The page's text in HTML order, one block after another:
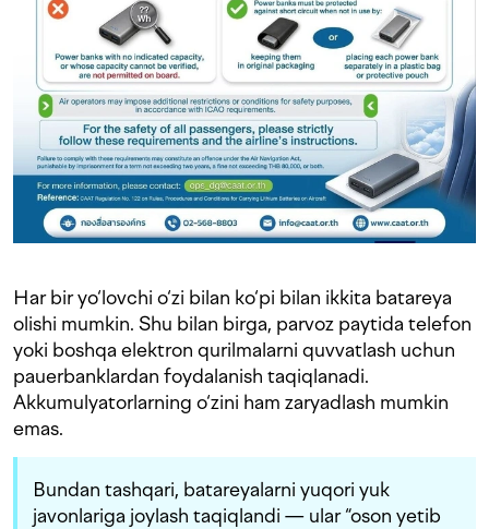
Har bir yo‘lovchi o‘zi bilan ko‘pi bilan ikkita batareya
olishi mumkin. Shu bilan birga, parvoz paytida telefon
yoki boshqa elektron qurilmalarni quvvatlash uchun
pauerbanklardan foydalanish taqiqlanadi.
Akkumulyatorlarning o‘zini ham zaryadlash mumkin
emas.
Bundan tashqari, batareyalarni yuqori yuk
javonlariga joylash taqiqlandi — ular “oson yetib